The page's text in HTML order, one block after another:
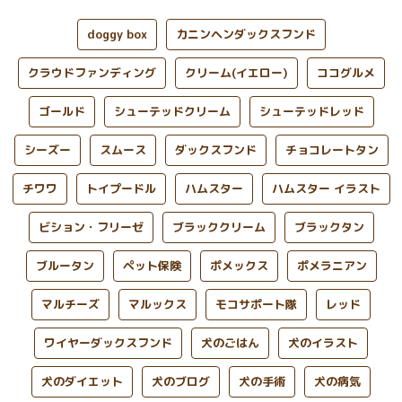
doggy box カニンヘンダックスフンド
クラウドファンディング クリーム(イエロー) ココグルメ
ゴールド シューテッドクリーム シューテッドレッド
シーズー スムース ダックスフンド チョコレートタン
チワワ トイプードル ハムスター ハムスター イラスト
ビション・フリーゼ ブラッククリーム ブラックタン
ブルータン ペット保険 ポメックス ポメラニアン
マルチーズ マルックス モコサポート隊 レッド
ワイヤーダックスフンド 犬のごはん 犬のイラスト
犬のダイエット 犬のブログ 犬の手術 犬の病気